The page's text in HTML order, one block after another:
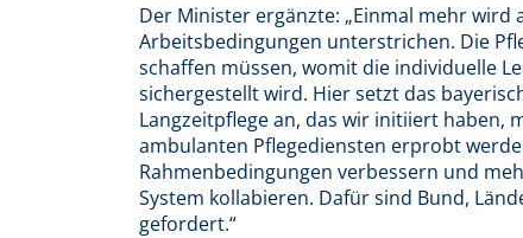
Der Minister ergänzte: „Einmal mehr
Arbeitsbedingungen unterstrichen. Die
schaffen müssen, womit die individuelle
sichergestellt wird. Hier setzt das
Langzeitpflege an, das wir initiiert haben,
ambulanten Pflegediensten erprobt
Rahmenbedingungen verbessern und
System kollabieren. Dafür sind Bund,
gefordert.“